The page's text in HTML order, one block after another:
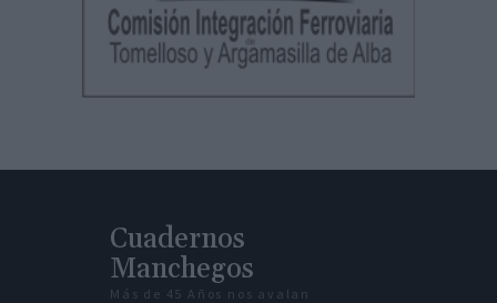
Cuadernos
Manchegos
Más de 45 Años nos avalan